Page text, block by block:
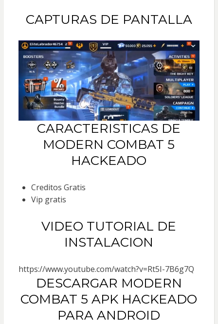
CAPTURAS DE PANTALLA
CARACTERISTICAS DE
MODERN COMBAT 5
HACKEADO
Creditos Gratis
Vip gratis
VIDEO TUTORIAL DE
INSTALACION
https://www.youtube.com/watch?v=Rt5I-7B6g7Q
DESCARGAR MODERN
COMBAT 5 APK HACKEADO
PARA ANDROID